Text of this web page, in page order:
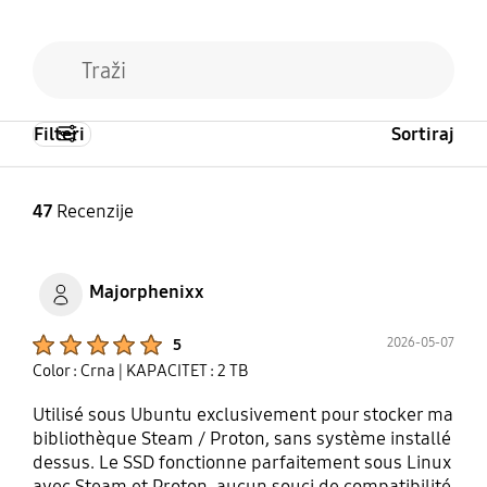
47Recenzije
Filteri Sortiraj
Majorphenixx
5 2026-05-07
Color : Crna | KAPACITET : 2 TB
Utilisé sous Ubuntu exclusivement pour stocker ma
bibliothèque Steam / Proton, sans système installé
dessus. Le SSD fonctionne parfaitement sous Linux